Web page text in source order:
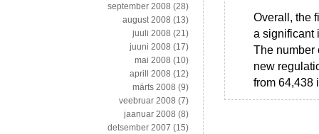
Overall, the
a significant
The number
new
from 64,438
september 2008 (28)
august 2008 (13)
juuli 2008 (21)
juuni 2008 (17)
mai 2008 (10)
aprill 2008 (12)
märts 2008 (9)
veebruar 2008 (7)
jaanuar 2008 (8)
detsember 2007 (15)